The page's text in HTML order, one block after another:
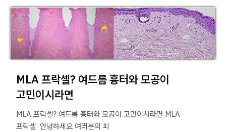
MLA 프락셀? 여드름 흉터와 모공이
고민이시라면
MLA 프락셀? 여드름 흉터와 모공이 고민이시라면 MLA
프락셀 ​ 안녕하세요 여러분의 피